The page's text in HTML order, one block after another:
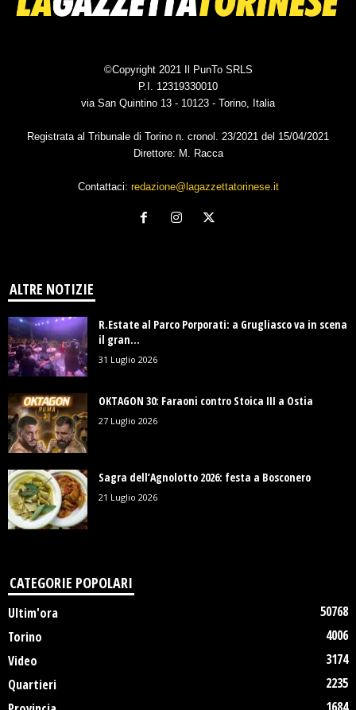
©Copyright 2021 Il PunTo SRLS
P.I. 12319330010
via San Quintino 13 - 10123 - Torino, Italia
Registrata al Tribunale di Torino n. cronol. 23/2021 del 15/04/2021
Direttore: M. Racca
Contattaci: redazione@lagazzettatorinese.it
ALTRE NOTIZIE
R.Estate al Parco Porporati: a Grugliasco va in scena
il gran...
31 Luglio 2026
OKTAGON 30: Faraoni contro Stoica III a Ostia
27 Luglio 2026
Sagra dell’Agnolotto 2026: festa a Bosconero
21 Luglio 2026
CATEGORIE POPOLARI
Ultim'ora
50768
Torino
4006
Video
3174
Quartieri
2235